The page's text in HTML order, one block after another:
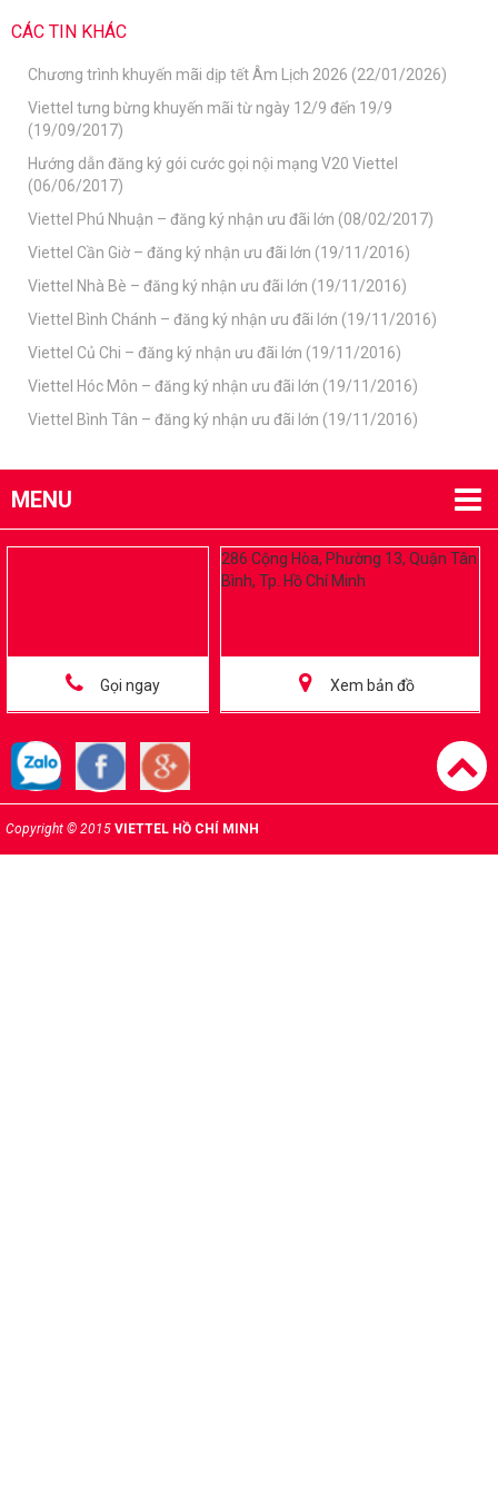
CÁC TIN KHÁC
Chương trình khuyến mãi dịp tết Âm Lịch 2026 (22/01/2026)
Viettel tưng bừng khuyến mãi từ ngày 12/9 đến 19/9
(19/09/2017)
Hướng dẫn đăng ký gói cước gọi nội mạng V20 Viettel
(06/06/2017)
Viettel Phú Nhuận – đăng ký nhận ưu đãi lớn (08/02/2017)
Viettel Cần Giờ – đăng ký nhận ưu đãi lớn (19/11/2016)
Viettel Nhà Bè – đăng ký nhận ưu đãi lớn (19/11/2016)
Viettel Bình Chánh – đăng ký nhận ưu đãi lớn (19/11/2016)
Viettel Củ Chi – đăng ký nhận ưu đãi lớn (19/11/2016)
Viettel Hóc Môn – đăng ký nhận ưu đãi lớn (19/11/2016)
Viettel Bình Tân – đăng ký nhận ưu đãi lớn (19/11/2016)
MENU
Gọi ngay
286 Cộng Hòa, Phường 13, Quận Tân
Bình, Tp. Hồ Chí Minh
Xem bản đồ
Copyright © 2015 VIETTEL HỒ CHÍ MINH